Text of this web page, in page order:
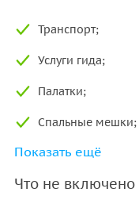
Транспорт;
Услуги гида;
Палатки;
Спальные мешки;
Карематы.
Показать ещё
Что не включено